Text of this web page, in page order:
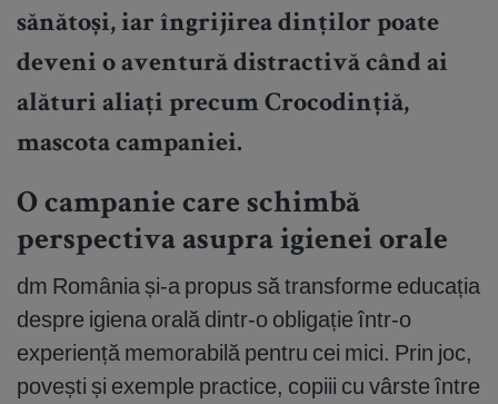
sănătoși, iar îngrijirea dinților poate
deveni o aventură distractivă când ai
alături aliați precum Crocodințiă,
mascota campaniei.
O campanie care schimbă
perspectiva asupra igienei orale
dm România și-a propus să transforme educația
despre igiena orală dintr-o obligație într-o
experiență memorabilă pentru cei mici. Prin joc,
povești și exemple practice, copiii cu vârste între